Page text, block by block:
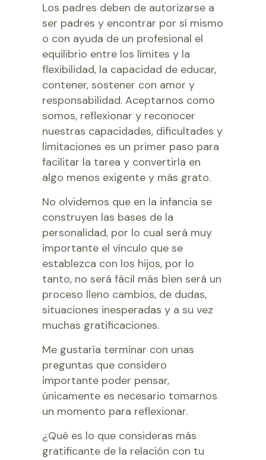
Los padres deben de autorizarse a
ser padres y encontrar por sí mismo
o con ayuda de un profesional el
equilibrio entre los límites y la
flexibilidad, la capacidad de educar,
contener, sostener con amor y
responsabilidad. Aceptarnos como
somos, reflexionar y reconocer
nuestras capacidades, dificultades y
limitaciones es un primer paso para
facilitar la tarea y convertirla en
algo menos exigente y más grato.
No olvidemos que en la infancia se
construyen las bases de la
personalidad, por lo cual será muy
importante el vínculo que se
establezca con los hijos, por lo
tanto, no será fácil más bien será un
proceso lleno cambios, de dudas,
situaciones inesperadas y a su vez
muchas gratificaciones.
Me gustaría terminar con unas
preguntas que considero
importante poder pensar,
únicamente es necesario tomarnos
un momento para reflexionar.
¿Qué es lo que consideras más
gratificante de la relación con tu